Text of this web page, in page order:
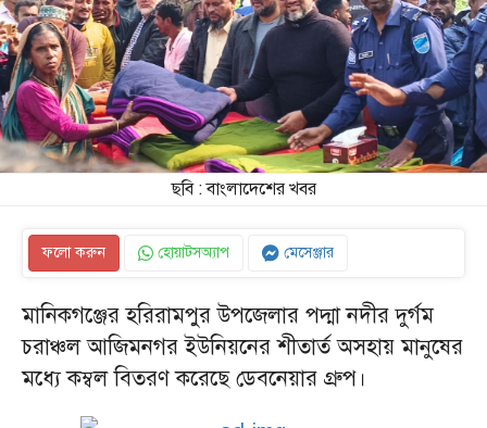
ছবি : বাংলাদেশের খবর
ফলো করুন হোয়াটসঅ্যাপ মেসেঞ্জার
মানিকগঞ্জের হরিরামপুর উপজেলার পদ্মা নদীর দুর্গম
চরাঞ্চল আজিমনগর ইউনিয়নের শীতার্ত অসহায় মানুষের
মধ্যে কম্বল বিতরণ করেছে ডেবনেয়ার গ্রুপ।